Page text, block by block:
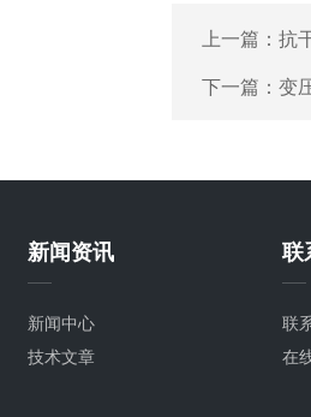
上一篇： 抗
下一篇： 变
新闻资讯
新闻中心
技术文章
联
联
在